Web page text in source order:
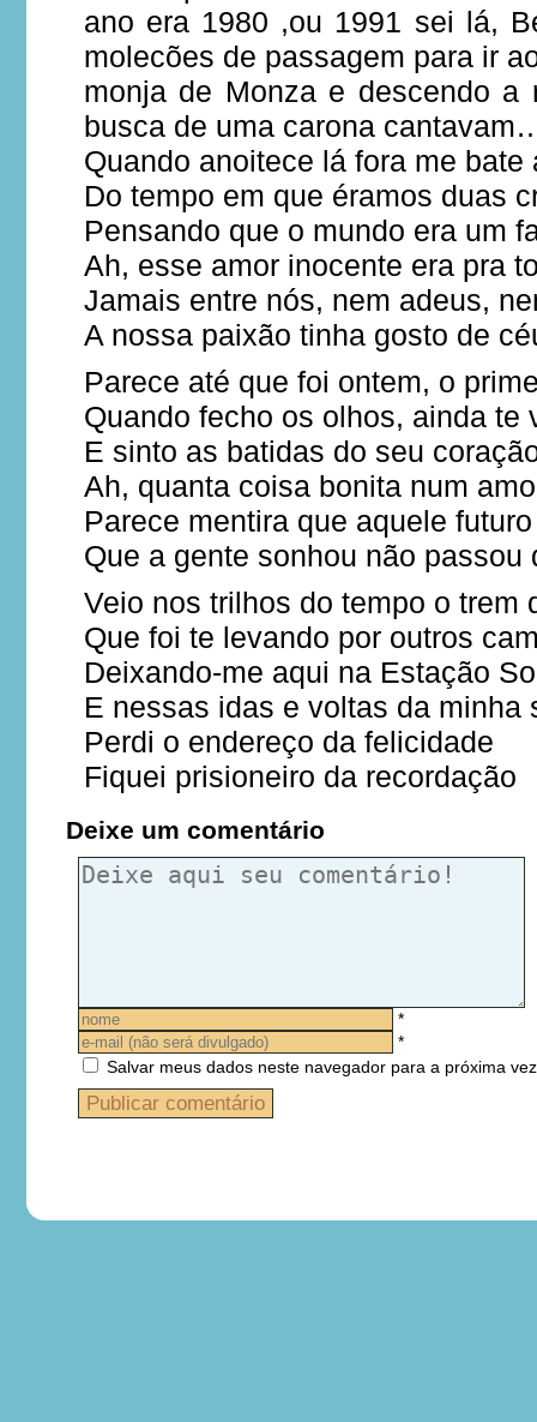
ano era 1980 ,ou 1991 sei lá,
molecões de passagem para ir
monja de Monza e descendo a
busca de uma carona
Quando anoitece lá fora me bate
Do tempo em que éramos duas
Pensando que o mundo era um
Ah, esse amor inocente era pra
Jamais entre nós, nem adeus,
A nossa paixão tinha gosto de
Parece até que foi ontem, o
Quando fecho os olhos, ainda te
E sinto as batidas do seu
Ah, quanta coisa bonita num
Parece mentira que aquele futuro
Que a gente sonhou não passou
Veio nos trilhos do tempo o trem
Que foi te levando por outros
Deixando-me aqui na Estação
E nessas idas e voltas da minha
Perdi o endereço da felicidade
Fiquei prisioneiro da recordação
Deixe um comentário
*
*
Salvar meus dados neste navegador para a próxima